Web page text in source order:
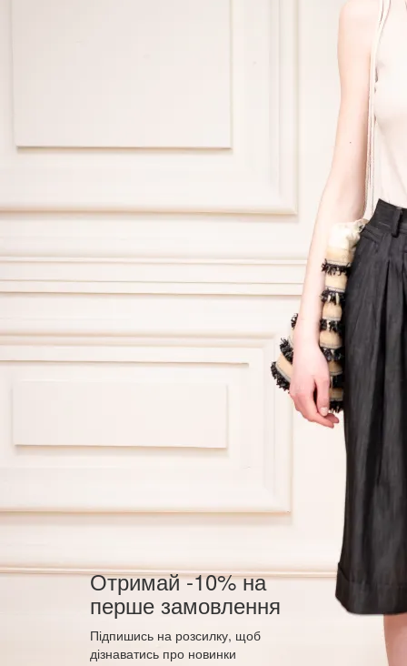
Отримай -10% на
перше замовлення
Підпишись на розсилку, щоб
дізнаватись про новинки